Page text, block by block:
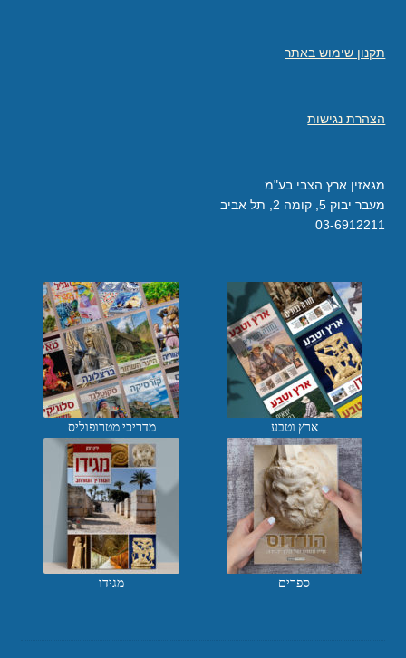
תקנון שימוש באתר
הצהרת נגישות
מגאזין ארץ הצבי בע"מ
מעבר יבוק 5, קומה 2, תל אביב
03-6912211
ארץ וטבע מדריכי מטרופוליס
ספרים מגידו